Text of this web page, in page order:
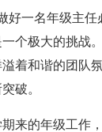
好一名年级主
个极大的挑战
着和谐的团队
破。
来的年级工作